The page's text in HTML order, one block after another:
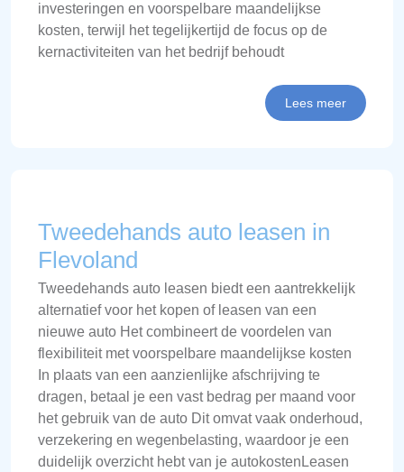
investeringen en voorspelbare maandelijkse
kosten, terwijl het tegelijkertijd de focus op de
kernactiviteiten van het bedrijf behoudt
Lees meer
Tweedehands auto leasen in
Flevoland
Tweedehands auto leasen biedt een aantrekkelijk
alternatief voor het kopen of leasen van een
nieuwe auto Het combineert de voordelen van
flexibiliteit met voorspelbare maandelijkse kosten
In plaats van een aanzienlijke afschrijving te
dragen, betaal je een vast bedrag per maand voor
het gebruik van de auto Dit omvat vaak onderhoud,
verzekering en wegenbelasting, waardoor je een
duidelijk overzicht hebt van je autokostenLeasen